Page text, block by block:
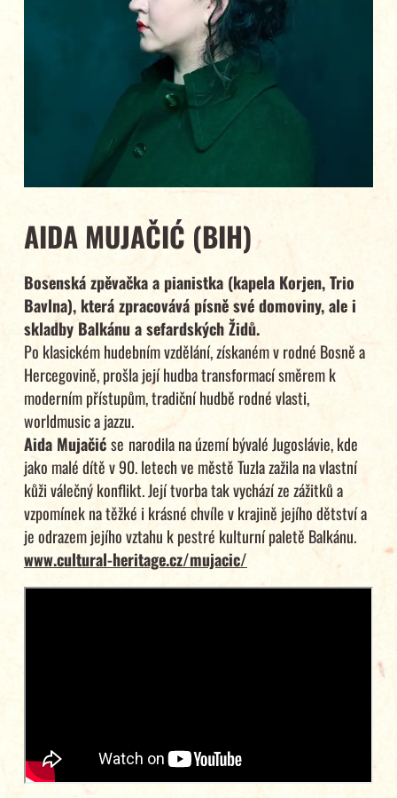
AIDA MUJAČIĆ (BIH)
Bosenská zpěvačka a pianistka (kapela Korjen, Trio
Bavlna), která zpracovává písně své domoviny, ale i
skladby Balkánu a sefardských Židů.
Po klasickém hudebním vzdělání, získaném v rodné Bosně a
Hercegovině, prošla její hudba transformací směrem k
moderním přístupům, tradiční hudbě rodné vlasti,
worldmusic a jazzu.
Aida Mujačićse narodila na území bývalé Jugoslávie, kde
jako malé dítě v 90. letech ve městě Tuzla zažila na vlastní
kůži válečný konflikt. Její tvorba tak vychází ze zážitků a
vzpomínek na těžké i krásné chvíle v krajině jejího dětství a
je odrazem jejího vztahu k pestré kulturní paletě Balkánu.
www.cultural-heritage.cz/mujacic/